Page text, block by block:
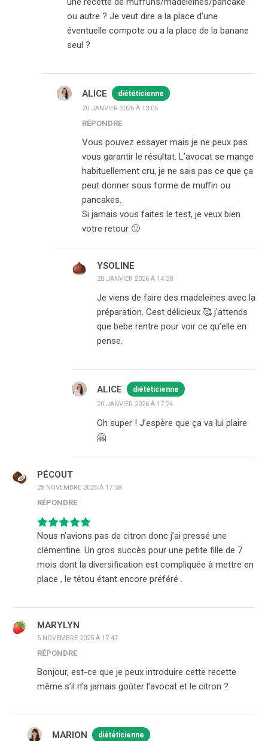
ou autre ? Je veut dire a la place d’une
éventuelle compote ou a la place de la banane
seul ?
ALICE diététicienne
20 JANVIER 2026 À 13:05
RÉPONDRE
Vous pouvez essayer mais je ne peux pas
vous garantir le résultat. L’avocat se mange
habituellement cru, je ne sais pas ce que ça
peut donner sous forme de muffin ou
pancakes.
Si jamais vous faites le test, je veux bien
votre retour 🙂
YSOLINE
20 JANVIER 2026 À 14:38
Je viens de faire des madeleines avec la
préparation. Cest délicieux 🥰 j’attends
que bebe rentre pour voir ce qu’elle en
pense.
ALICE diététicienne
20 JANVIER 2026 À 17:24
Oh super ! J’espère que ça va lui plaire
🤗
PÉCOUT
28 NOVEMBRE 2025 À 17:58
RÉPONDRE
Nous n’avions pas de citron donc j’ai pressé une
clémentine. Un gros succès pour une petite fille de 7
mois dont la diversification est compliquée à mettre en
place , le tétou étant encore préféré .
MARYLYN
5 NOVEMBRE 2025 À 17:47
RÉPONDRE
Bonjour, est-ce que je peux introduire cette recette
même s’il n’a jamais goûter l’avocat et le citron ?
MARION diététicienne